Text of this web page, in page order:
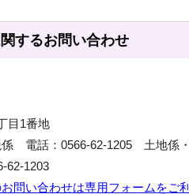
するお問い合わせ
目1番地
係 電話：0566-62-1205 土地係
62-1203
問い合わせは専用フォームをご